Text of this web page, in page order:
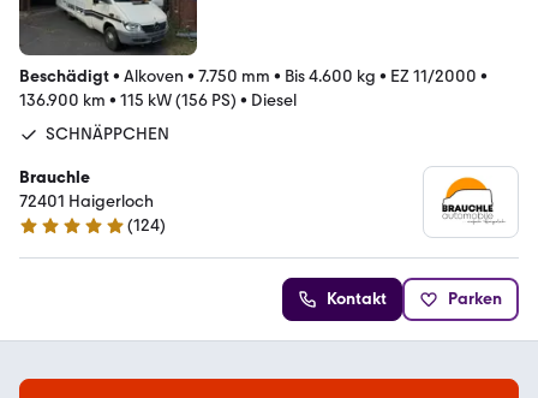
Beschädigt• Alkoven • 7.750 mm • Bis 4.600 kg • EZ 11/2000 •
136.900 km • 115 kW (156 PS) • Diesel
SCHNÄPPCHEN
Brauchle
72401 Haigerloch
4.9 Sterne
(124)
Kontakt Parken